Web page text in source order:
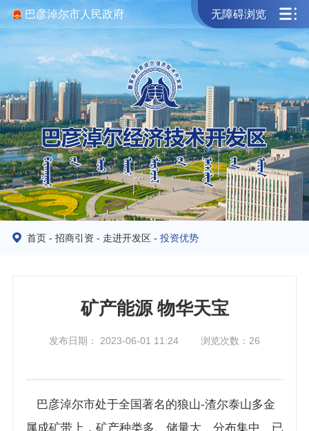
巴彦淖尔市人民政府 无障碍浏览
首页 -招商引资 - 走进开发区 -投资优势
矿产能源 物华天宝
发布日期： 2023-06-01 11:24 浏览次数： 26
巴彦淖尔市处于全国著名的狼山-渣尔泰山多金
属成矿带上，矿产种类多、储量大、分布集中、已